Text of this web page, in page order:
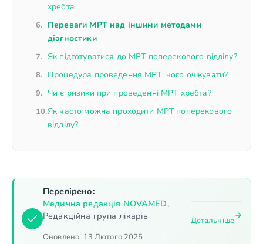
хребта
Переваги МРТ над іншими методами
діагностики
Як підготуватися до МРТ поперекового відділу?
Процедура проведення МРТ: чого очікувати?
Чи є ризики при проведенні МРТ хребта?
Як часто можна проходити МРТ поперекового
відділу?
Перевірено:
Медична редакція NOVAMED,
Редакційна група лікарів
Оновлено: 13 Лютого 2025
Детальніше